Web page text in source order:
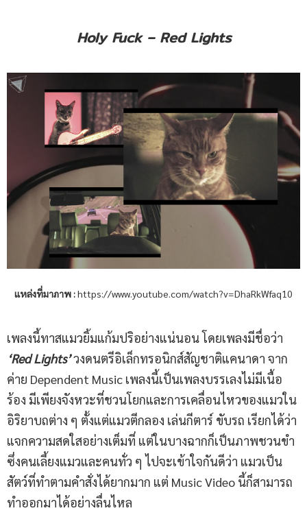
Holy Fuck – Red Lights
แหล่งที่มาภาพ :https://www.youtube.com/watch?v=DhaRkWfaq10
เพลงนี้ทาสแมวยิ้มแก้มปริอย่างแน่นอน โดยเพลงมีชื่อว่า
‘Red Lights’วงดนตรีอิเล็กทรอนิกส์สัญชาติแคนาดา จาก
ค่าย Dependent Music เพลงนี้เป็นเพลงบรรเลงไม่มีเนื้อ
ร้อง มีเพียงจังหวะที่ชวนโยกและการเคลื่อนไหวของแมวใน
อิริยาบถต่าง ๆ ตั้งแต่แมวตีกลอง เล่นกีตาร์ ขับรถ เรียกได้ว่า
แจกความสดใสอย่างเต็มที่ แต่ในบางฉากก็เป็นภาพชวนขำ
ซึ่งคนเลี้ยงแมวและคนทั่ว ๆ ไปจะเข้าใจกันดีว่า แมวเป็น
สัตว์ที่ทำตามคำสั่งได้ยากมาก แต่ Music Video นี้ก็สามารถ
ทำออกมาได้อย่างลื่นไหล